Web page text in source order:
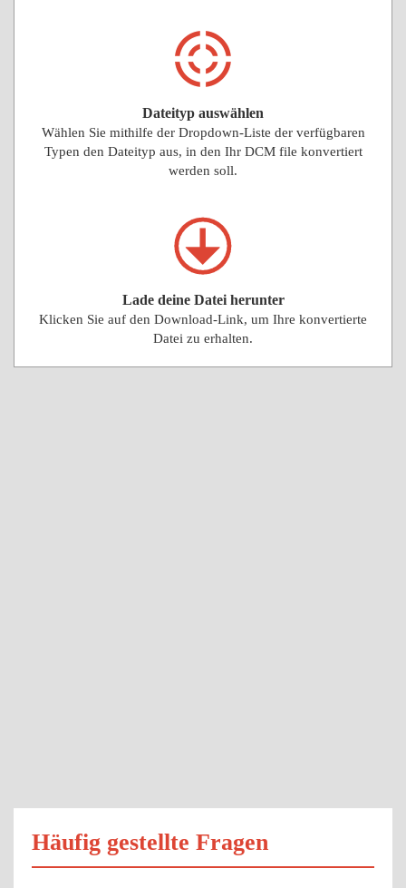
Dateityp auswählen
Wählen Sie mithilfe der Dropdown-Liste der verfügbaren
Typen den Dateityp aus, in den Ihr DCM file konvertiert
werden soll.
Lade deine Datei herunter
Klicken Sie auf den Download-Link, um Ihre konvertierte
Datei zu erhalten.
Häufig gestellte Fragen